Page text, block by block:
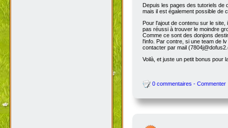
Depuis les pages des tutoriels de
mais il est également possible de
Pour l'ajout de contenu sur le
pas réussi à trouver le moindre
Comme ce sont des donjons
l'info. Par contre, si une team de
contacter par mail
Voilà, et juste un petit bonus pour
0 commentaires - Commenter